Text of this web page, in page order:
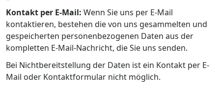
Kontakt per E-Mail: Wenn Sie uns per E-Mail
kontaktieren, bestehen die von uns gesammelten und
gespeicherten personenbezogenen Daten aus der
kompletten E-Mail-Nachricht, die Sie uns senden.
Bei Nichtbereitstellung der Daten ist ein Kontakt per E-
Mail oder Kontaktformular nicht möglich.